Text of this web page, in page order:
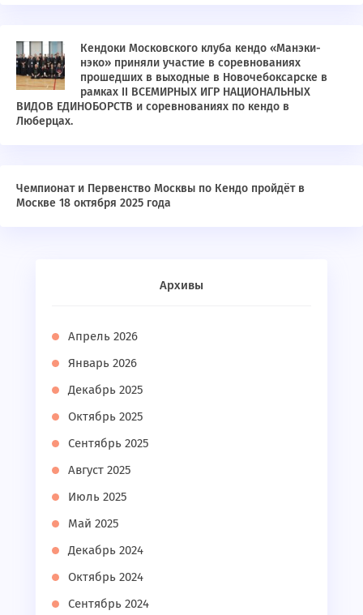
Кендоки Московского клуба кендо «Манэки-
нэко» приняли участие в соревнованиях
прошедших в выходные в Новочебоксарске в
рамках II ВСЕМИРНЫХ ИГР НАЦИОНАЛЬНЫХ
ВИДОВ ЕДИНОБОРСТВ и соревнованиях по кендо в
Люберцах.
Чемпионат и Первенство Москвы по Кендо пройдёт в
Москве 18 октября 2025 года
Архивы
Апрель 2026
Январь 2026
Декабрь 2025
Октябрь 2025
Сентябрь 2025
Август 2025
Июль 2025
Май 2025
Декабрь 2024
Октябрь 2024
Сентябрь 2024